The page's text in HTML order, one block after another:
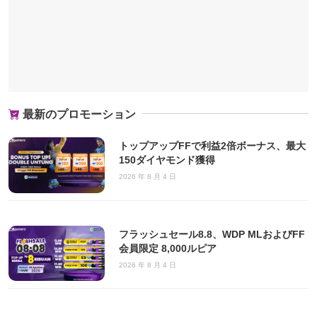
最新のプロモーション
トップアップFFで利益2倍ボーナス、最大
150ダイヤモンド獲得
2026 年 8 月 4 日
フラッシュセール8.8、WDP MLおよびFF
会員限定 8,000ルピア
2026 年 8 月 4 日